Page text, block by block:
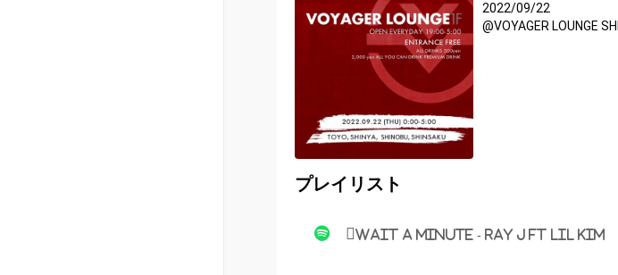
2022/09/22
@VOYAGER LOUNGE
プレイリスト
Wait A Minute - Ray J ft Lil Kim